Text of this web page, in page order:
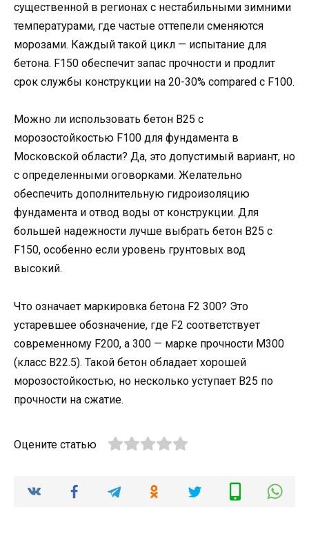
существенной в регионах с нестабильными зимними
температурами, где частые оттепели сменяются
морозами. Каждый такой цикл — испытание для
бетона. F150 обеспечит запас прочности и продлит
срок службы конструкции на 20-30% compared с F100.
Можно ли использовать бетон В25 с
морозостойкостью F100 для фундамента в
Московской области? Да, это допустимый вариант, но
с определенными оговорками. Желательно
обеспечить дополнительную гидроизоляцию
фундамента и отвод воды от конструкции. Для
большей надежности лучше выбрать бетон В25 с
F150, особенно если уровень грунтовых вод
высокий.
Что означает маркировка бетона F2 300? Это
устаревшее обозначение, где F2 соответствует
современному F200, а 300 — марке прочности М300
(класс В22.5). Такой бетон обладает хорошей
морозостойкостью, но несколько уступает В25 по
прочности на сжатие.
Оцените статью